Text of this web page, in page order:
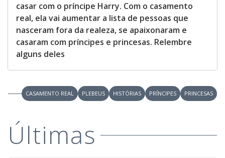
casar com o príncipe Harry. Com o casamento
real, ela vai aumentar a lista de pessoas que
nasceram fora da realeza, se apaixonaram e
casaram com príncipes e princesas. Relembre
alguns deles
CASAMENTO REAL PLEBEUS HISTÓRIAS PRÍNCIPES PRINCESAS
Últimas